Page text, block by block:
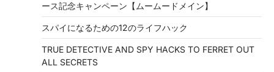
ース記念キャンペーン【ムームードメイン】
スパイになるための12のライフハック
TRUE DETECTIVE AND SPY HACKS TO FERRET OUT
ALL SECRETS